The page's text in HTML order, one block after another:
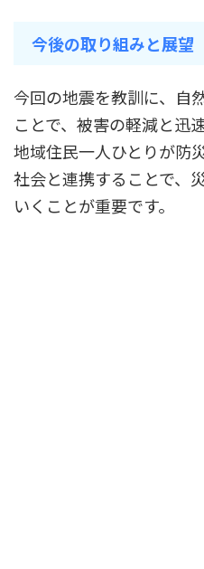
今後の取り組みと展望
今回の地震を教訓に、自
ことで、被害の軽減と迅
地域住民一人ひとりが防
社会と連携することで、
いくことが重要です。